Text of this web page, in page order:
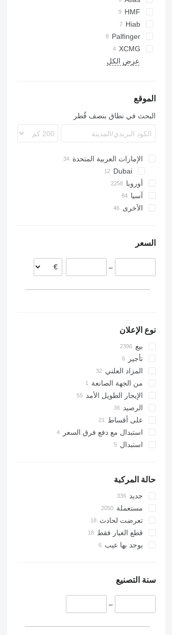
Unimog
Vario
Zetros
Premium
T-series
HMF
Hiab
Palfinger
XCMG
عرض الكل
الموقع
البحث في نطاق بنصف قُطر
الإمارات العربية المتحدة
Dubai
أوروبا
هولندا
ليتوانيا
إيطاليا
آسيا
الصين
سنغافورة
الأخرى
كولومبيا
تشيلي
السعر
–
نوع الإعلان
بيع
تأجير
المزاد العلني
من الجهة الصانعة
الإيجار الطويل الأمد
الرصيد
على أقساط
استبدال مع دفع فرق السعر
استبدال
حالة المركبة
جديد
مستعملة
تعرضت لحادث
قطع الغيار فقط
يوجد بها عيب
سنة التصنيع
–